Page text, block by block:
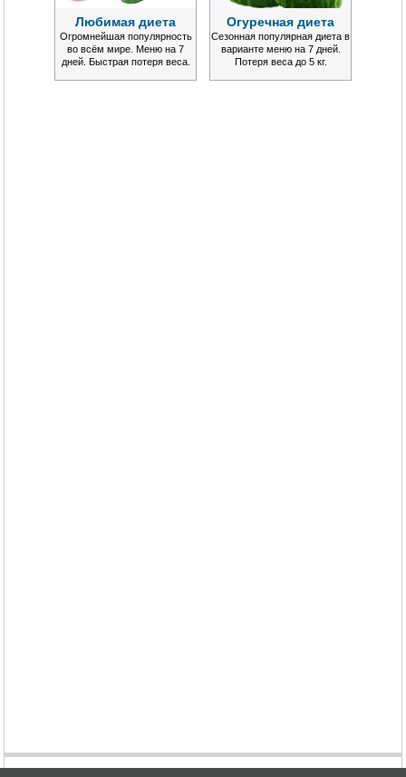
Любимая диета
Огромнейшая популярность
во всём мире. Меню на 7
дней. Быстрая потеря веса.
Огуречная диета
Сезонная популярная диета в
варианте меню на 7 дней.
Потеря веса до 5 кг.